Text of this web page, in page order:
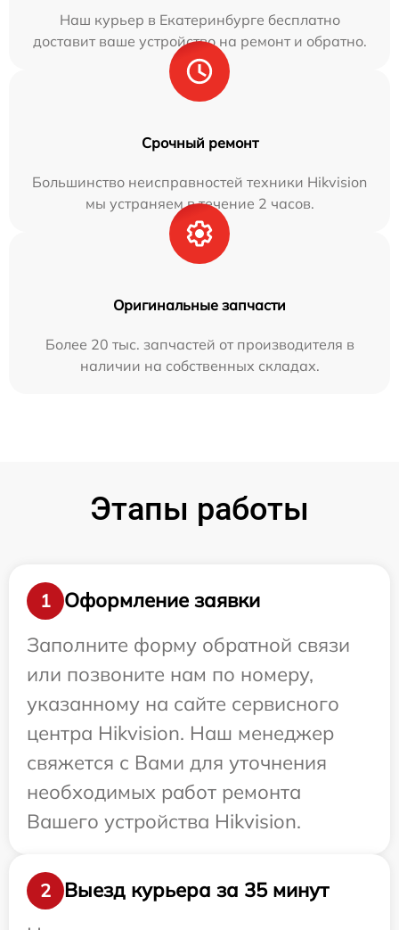
Наш курьер в Екатеринбурге бесплатно
доставит ваше устройство на ремонт и обратно.
Срочный ремонт
Большинство неисправностей техники Hikvision
мы устраняем в течение 2 часов.
Оригинальные запчасти
Более 20 тыс. запчастей от производителя в
наличии на собственных складах.
Этапы работы
1
Оформление заявки
Заполните форму обратной связи
или позвоните нам по номеру,
указанному на сайте сервисного
центра Hikvision. Наш менеджер
свяжется с Вами для уточнения
необходимых работ ремонта
Вашего устройства Hikvision.
2
Выезд курьера за 35 минут